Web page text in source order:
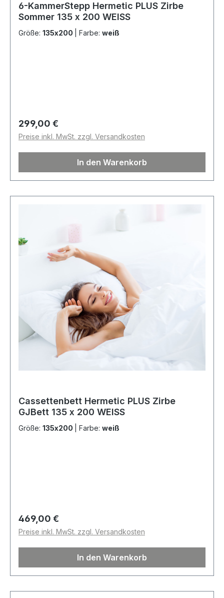
6-KammerStepp Hermetic PLUS Zirbe
Sommer 135 x 200 WEISS
Größe: 135x200 Farbe: weiß
Regulärer Preis:
299,00 €
Preise inkl. MwSt. zzgl. Versandkosten
In den Warenkorb
Cassettenbett Hermetic PLUS Zirbe
GJBett 135 x 200 WEISS
Größe: 135x200 Farbe: weiß
Regulärer Preis:
469,00 €
Preise inkl. MwSt. zzgl. Versandkosten
In den Warenkorb